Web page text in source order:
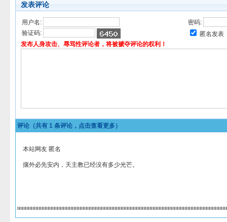
发表评论
用户名:
密码:
验证码:
匿名发表
发布人身攻击、辱骂性评论者，将被褫夺评论的权利！
评论（共有 1 条评论，点击查看更多）
本站网友 匿名
攘外必先安内，天主教已经没有多少光芒。